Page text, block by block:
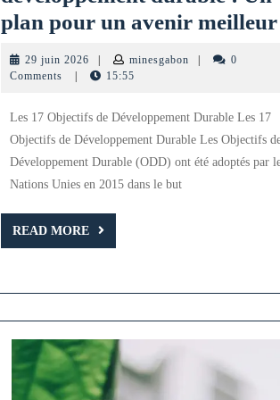
plan pour un avenir meilleur
29 juin 2026 29
juin
minesgabon minesgabon
0
Comments
15:55
Les 17 Objectifs de Développement Durable Les 17
Objectifs de Développement Durable Les Objectifs
Développement Durable (ODD) ont été adoptés par
Nations Unies en 2015 dans le but
READ MORE
READ
MORE